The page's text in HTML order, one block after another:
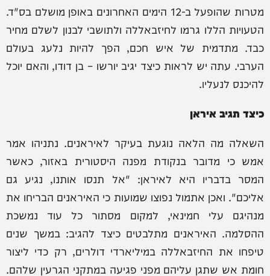
מטרות שהופעל ב-12 הימים האחרונים באופן מושלם בס"ד.
הטעויות הללו גרמו לחיזבאללה ולתושבי לבנון לשלם מחיר
כבד. מתדמית של איש חכם, הפך להיות נלעג בעולם
הערבי. עתה יש לראות כיצד יגיב יורשו – בן דודו, והאם יוכל
להיכנס לנעליו.
כיצד תגיב איראן
השאלה מה הלאה נוגעת בעיקר לאיראנים. נתניהו אמר
אמש כי מדובר בנקודת מפנה היסטורית באזור, כאשר
המסר בדבריו היא לאיראן: "אל תנסו אותנו, נגיע גם
אליכם". ואכן אתמול נפוצו שמועות כי האיראנים הבריחו את
מנהיגם עלי חמינאי, למקום מסתור כל עוד נמשכת
ההסלמה. האיראנים מתלבטים כיצד להגיב: במשך שנים
טיפחו את החיזבאללה במיליארדי דולרים, רק כדי ליצור
חומת אש שתגן עליהם מפני פגיעה במתקני הגרעין שלהם.